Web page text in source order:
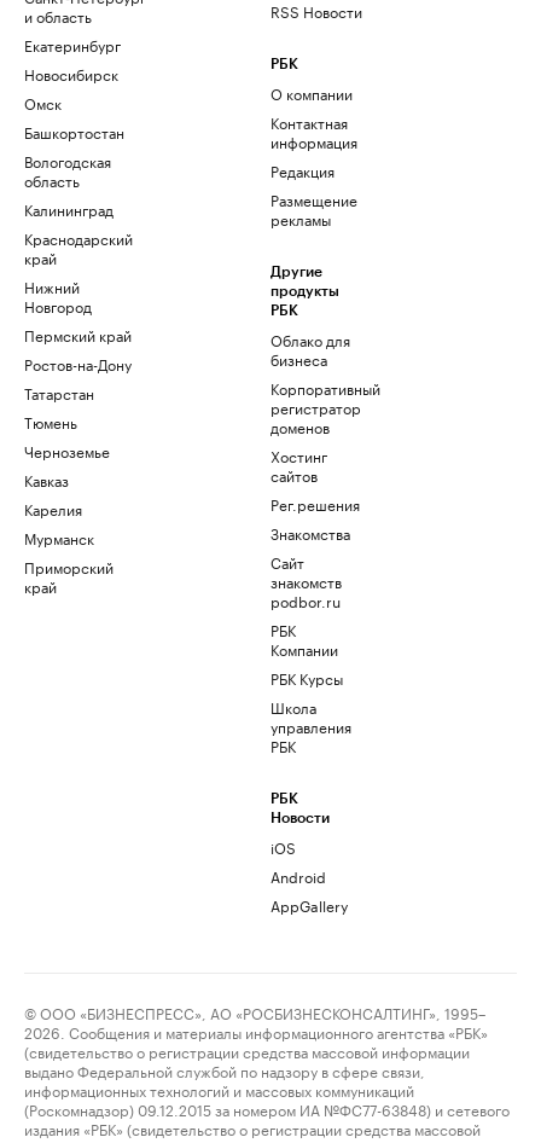
и область
Екатеринбург
Новосибирск
Омск
Башкортостан
Вологодская
область
Калининград
Краснодарский
край
Нижний
Новгород
Пермский край
Ростов-на-Дону
Татарстан
Тюмень
Черноземье
Кавказ
Карелия
Мурманск
Приморский
край
RSS Новости
РБК
О компании
Контактная
информация
Редакция
Размещение
рекламы
Другие
продукты
РБК
Облако для
бизнеса
Корпоративный
регистратор
доменов
Хостинг
сайтов
Рег.решения
Знакомства
Сайт
знакомств
podbor.ru
РБК
Компании
РБК Курсы
Школа
управления
РБК
РБК
Новости
iOS
Android
AppGallery
© ООО «БИЗНЕСПРЕСС», АО «РОСБИЗНЕСКОНСАЛТИНГ», 1995–
2026. Сообщения и материалы информационного агентства «РБК»
(свидетельство о регистрации средства массовой информации
выдано Федеральной службой по надзору в сфере связи,
информационных технологий и массовых коммуникаций
(Роскомнадзор) 09.12.2015 за номером ИА №ФС77-63848) и сетевого
издания «РБК» (свидетельство о регистрации средства массовой